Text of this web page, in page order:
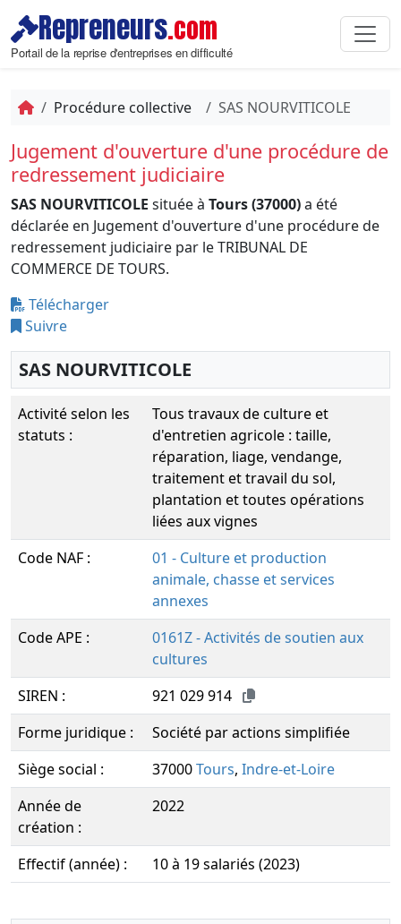
Repreneurs.com
Portail de la reprise d'entreprises en difficulté
Procédure collective SAS NOURVITICOLE
Jugement d'ouverture d'une procédure de
redressement judiciaire
SAS NOURVITICOLE située à Tours (37000)a été
déclarée en Jugement d'ouverture d'une procédure de
redressement judiciaire par le TRIBUNAL DE
COMMERCE DE TOURS.
Télécharger
Suivre
SAS NOURVITICOLE
Activité selon les
statuts :
Tous travaux de culture et
d'entretien agricole : taille,
réparation, liage, vendange,
traitement et travail du sol,
plantation et toutes opérations
liées aux vignes
Code NAF :
01 - Culture et production
animale, chasse et services
annexes
Code APE :
0161Z - Activités de soutien aux
cultures
SIREN :
921 029 914
Forme juridique :
Société par actions simplifiée
Siège social :
37000Tours, Indre-et-Loire
Année de
création :
2022
Effectif (année) : 10 à 19 salariés (2023)